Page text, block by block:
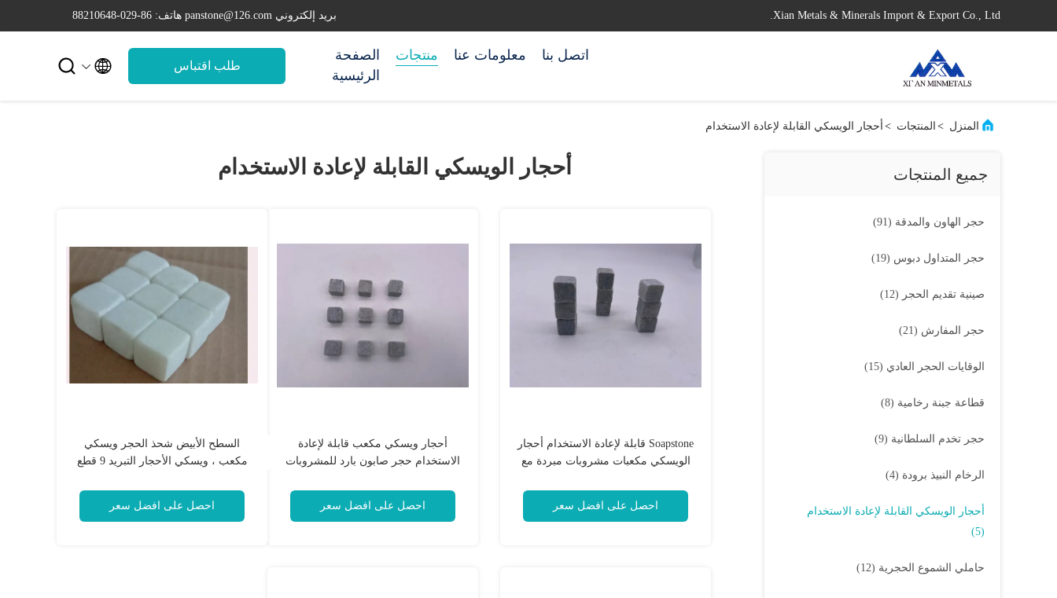
Xian Metals & Minerals Import & Export Co., Ltd. بريد إلكتروني panstone@126.com هاتف: 86-029-88210648
الصفحة
الرئيسية
منتجات معلومات عنا اتصل بنا
طلب اقتباس 

المنزل > المنتجات > أحجار الويسكي القابلة لإعادة الاستخدام
جميع المنتجات
حجر الهاون والمدقة (91)
حجر المتداول دبوس (19)
صينية تقديم الحجر (12)
حجر المفارش (21)
الوقايات الحجر العادي (15)
قطاعة جبنة رخامية (8)
حجر تخدم السلطانية (9)
الرخام النبيذ برودة (4)
أحجار الويسكي القابلة لإعادة الاستخدام
(5)
حاملي الشموع الحجرية (12)
أحجار الويسكي القابلة لإعادة الاستخدام
Soapstone قابلة لإعادة الاستخدام أحجار
الويسكي مكعبات مشروبات مبردة مع
احصل على افضل سعر
أحجار ويسكي مكعب قابلة لإعادة
الاستخدام حجر صابون بارد للمشروبات
احصل على افضل سعر
السطح الأبيض شحذ الحجر ويسكي
مكعب ، ويسكي الأحجار التبريد 9 قطع
احصل على افضل سعر